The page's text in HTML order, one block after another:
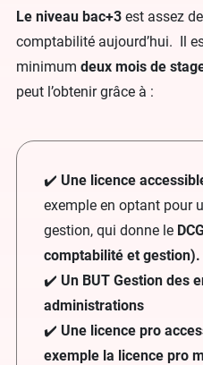
Le niveau bac+3 est assez
comptabilité aujourd’hui. Il
minimum deux mois de
peut l’obtenir grâce à :
✔️ Une licence
exemple en optant pour
gestion, qui donne le
comptabilité et gestion).
✔️ Un BUT Gestion des
administrations
✔️ Une licence pro
exemple la licence pro